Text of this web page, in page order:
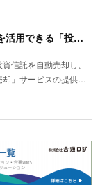
【流 通】マネックス証券 計画的に資産を活用できる「投信定期売却」の提供開始
信託を自動売却し、
却」サービスの提供…